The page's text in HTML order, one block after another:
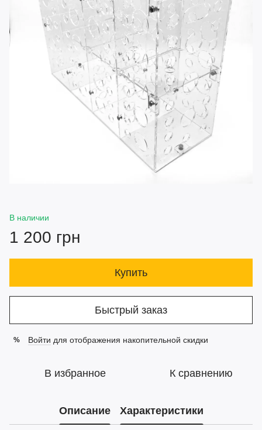
В наличии
1 200 грн
Купить
Быстрый заказ
% Войти для отображения накопительной скидки
В избранное К сравнению
Описание Характеристики